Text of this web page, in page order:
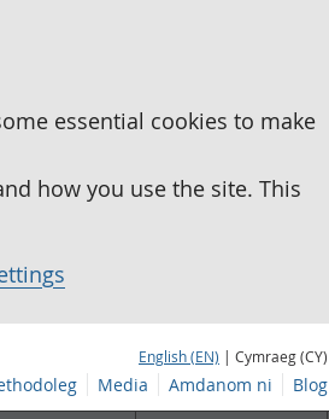
essential cookies to make
how you use the site. This
English (EN) | Cymraeg (CY)
Media Amdanom ni Blog